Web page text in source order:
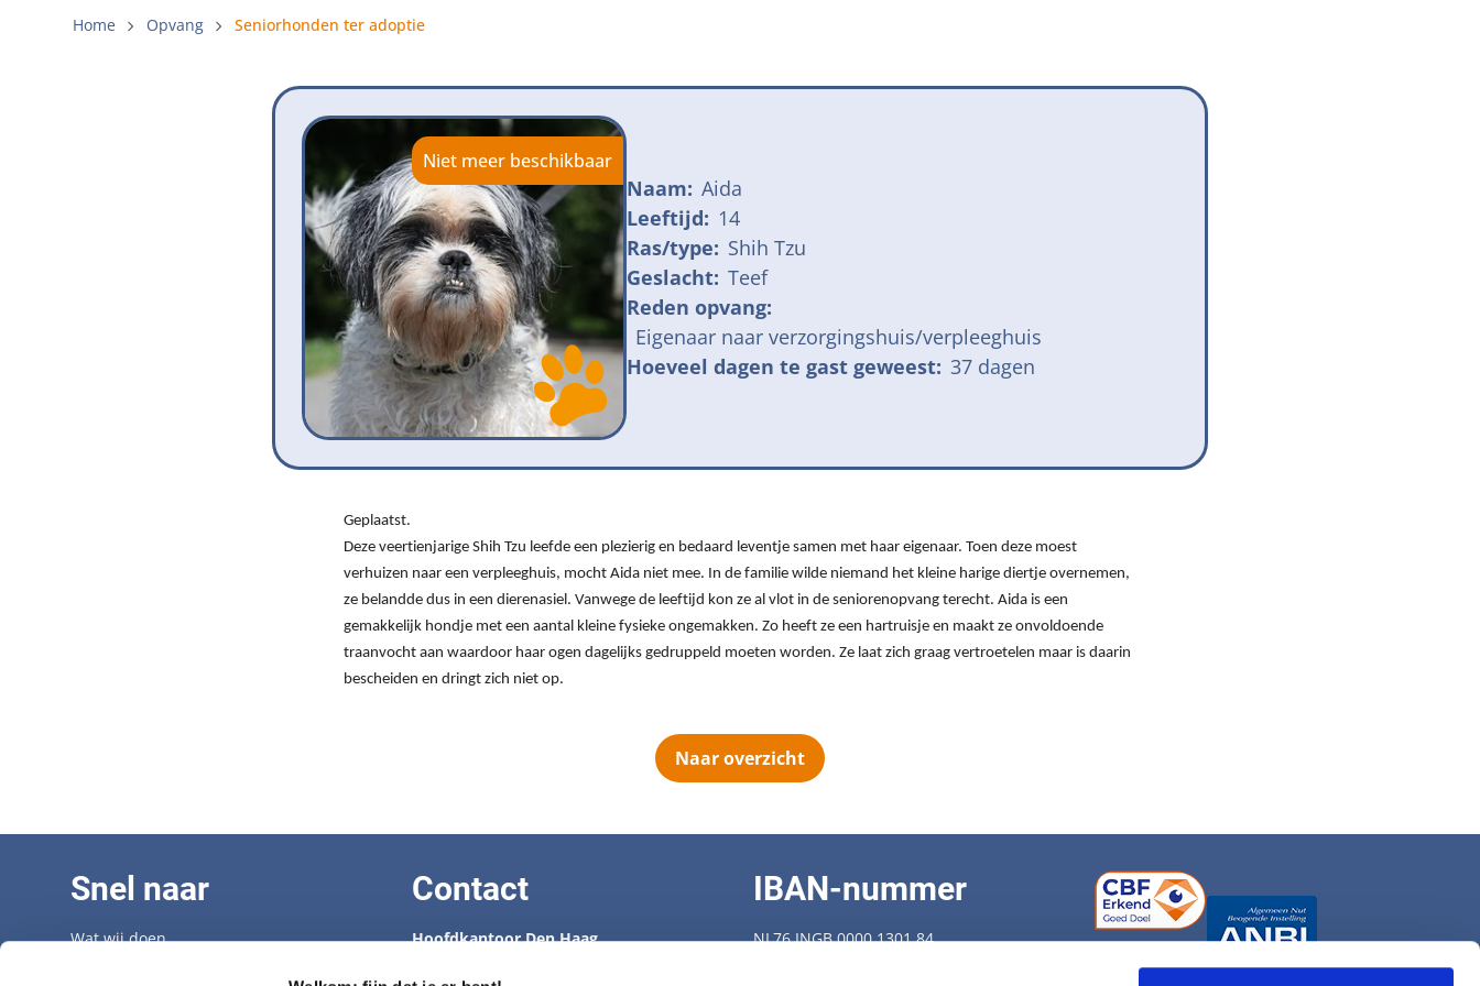
Gemeentelijk meldpunt bijtincidenten
Bescherming tegen grasaren
Home Opvang Seniorhonden ter adoptie
Niet meer beschikbaar
Naam: Aida
Leeftijd: 14
Ras/type: Shih Tzu
Geslacht: Teef
Reden opvang:
Eigenaar naar verzorgingshuis/verpleeghuis
Hoeveel dagen te gast geweest: 37 dagen
Geplaatst.
Deze veertienjarige Shih Tzu leefde een plezierig en bedaard leventje samen met haar eigenaar. Toen deze moest
verhuizen naar een verpleeghuis, mocht Aida niet mee. In de familie wilde niemand het kleine harige diertje overnemen,
ze belandde dus in een dierenasiel. Vanwege de leeftijd kon ze al vlot in de seniorenopvang terecht. Aida is een
gemakkelijk hondje met een aantal kleine fysieke ongemakken. Zo heeft ze een hartruisje en maakt ze onvoldoende
traanvocht aan waardoor haar ogen dagelijks gedruppeld moeten worden. Ze laat zich graag vertroetelen maar is daarin
bescheiden en dringt zich niet op.
Naar overzicht
Snel naar
Wat wij doen
Contact
Hoofdkantoor Den Haag
IBAN-nummer
NL76 INGB 0000 1301 84